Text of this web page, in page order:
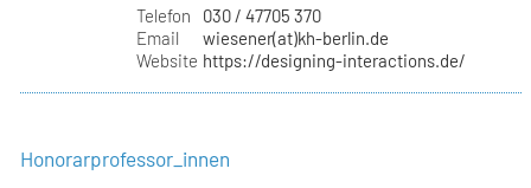
Telefon
030 / 47705 370
Email
wiesener(at)kh-berlin.de
Website https://designing-interactions.de/
Honorarprofessor_innen